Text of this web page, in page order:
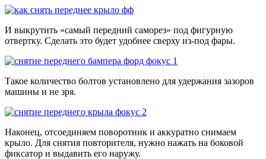
И выкрутить «самый передний саморез» под фигурную
отвертку. Сделать это будет удобнее сверху из-под фары.
Такое количество болтов установлено для удержания зазоров
машины и не зря.
Наконец, отсоединяем поворотник и аккуратно снимаем
крыло. Для снятия повторителя, нужно нажать на боковой
фиксатор и выдавить его наружу.